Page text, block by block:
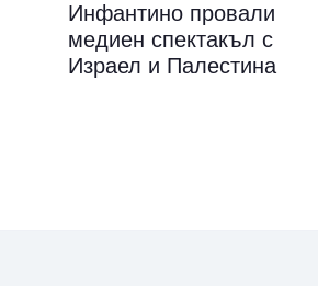
Инфантино провали
медиен спектакъл с
Израел и Палестина